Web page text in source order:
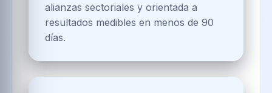
alianzas sectoriales y orientada a
resultados medibles en menos de 90
días.